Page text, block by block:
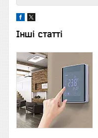
Інші статті